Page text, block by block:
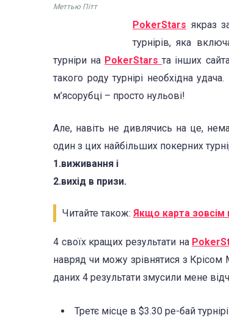
Меттью Пітт
PokerStars якраз
турнірів, яка
турніри на PokerStarsта інших
такого роду турнірі необхідна
м’ясорубці – просто нульові!
Але, навіть не дивлячись на це,
один з цих найбільших покерних
1.виживання і
2.вихід в призи.
Читайте також: Якщо карта зовсім
4 своїх кращих результати на
навряд чи можу зрівнятися з Крісом
даних 4 результати змусили мене
Третє місце в $3.30 ре-бай